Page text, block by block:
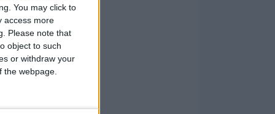
You may click to
access more
Please note that
object to such
or withdraw your
webpage.